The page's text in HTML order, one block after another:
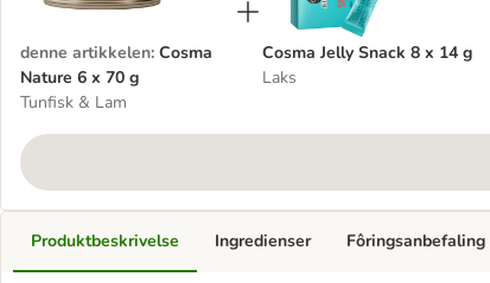
denne artikkelen: Cosma
Nature 6 x 70 g
Tunfisk & Lam
Cosma Jelly Snack 8 x 14 g
Laks
Produktbeskrivelse Ingredienser Fôringsanbefaling